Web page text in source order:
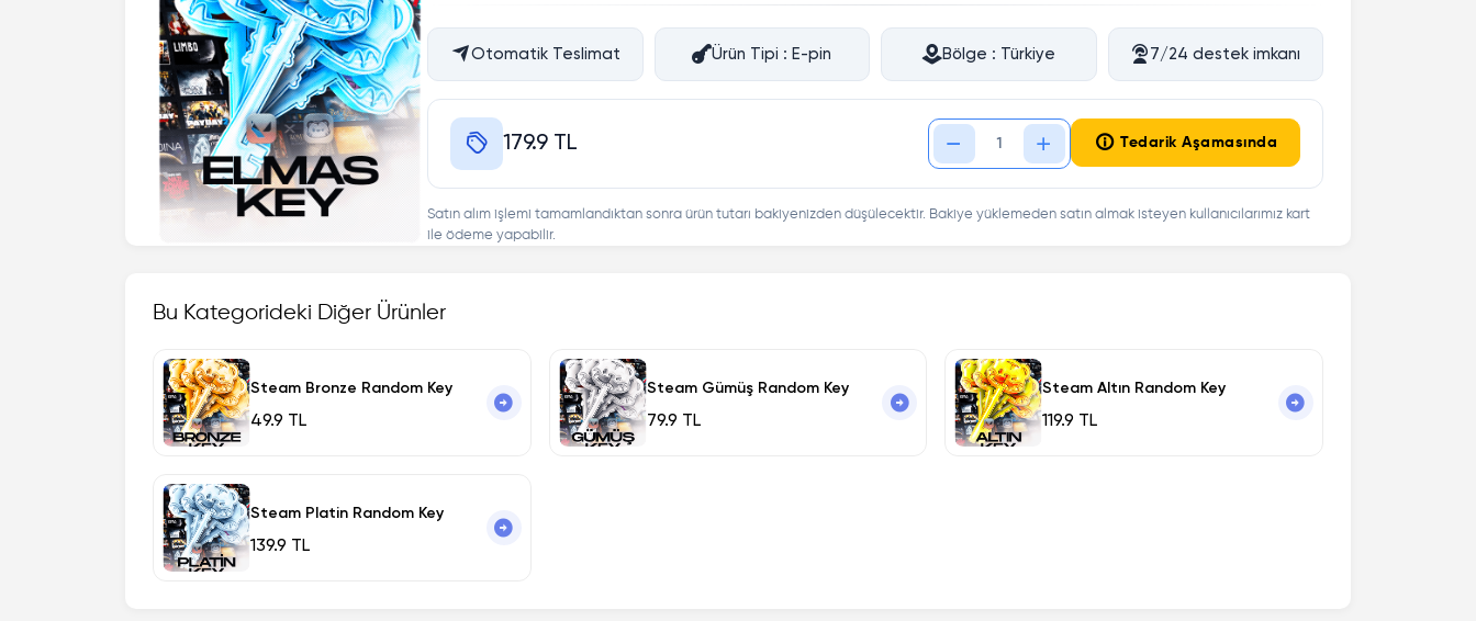
Otomatik Teslimat Ürün Tipi : E-pin Bölge : Türkiye 7/24 destek imkanı
179.9 TL Tedarik Aşamasında
Satın alım işlemi tamamlandıktan sonra ürün tutarı bakiyenizden düşülecektir. Bakiye yüklemeden satın almak isteyen kullanıcılarımız kart
ile ödeme yapabilir.
Bu Kategorideki Diğer Ürünler
Steam Bronze Random Key
49.9 TL
Steam Gümüş Random Key
79.9 TL
Steam Altın Random Key
119.9 TL
Steam Platin Random Key
139.9 TL